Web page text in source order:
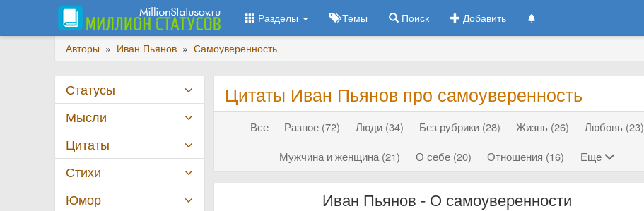
Разделы Темы Поиск Добавить
Авторы » Иван Пьянов » Самоуверенность
Цитаты Иван Пьянов про самоуверенность
Все Разное (72) Люди (34) Без рубрики (28) Жизнь (26)
Любовь (23)
Мужчина и женщина (21)
О себе (20) Отношения (16) Еще
Иван Пьянов - О самоуверенности
Статусы
Мысли
Цитаты
Стихи
Юмор